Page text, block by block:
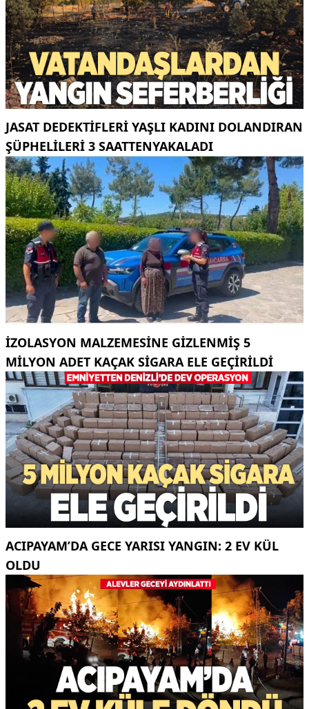
JASAT DEDEKTIFLERI YAŞLI KADINI DOLANDIRAN
ŞÜPHELILERI 3 SAATTENYAKALADI
İZOLASYON MALZEMESINE GIZLENMIŞ 5
MILYON ADET KAÇAK SIGARA ELE GEÇIRILDI
ACIPAYAM’DA GECE YARISI YANGIN: 2 EV KÜL
OLDU